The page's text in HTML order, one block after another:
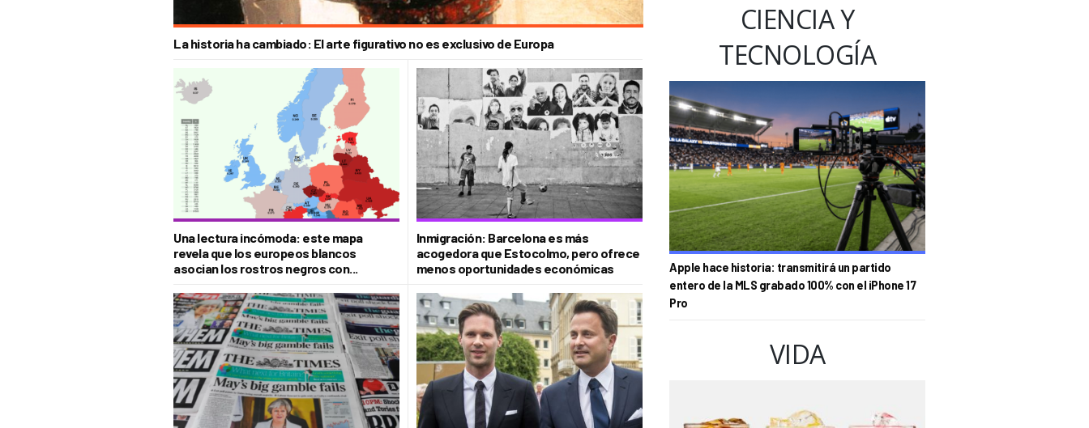
La historia ha cambiado: El arte figurativo no es exclusivo de Europa
Una lectura incómoda: este mapa
revela que los europeos blancos
asocian los rostros negros con...
Inmigración: Barcelona es más
acogedora que Estocolmo, pero ofrece
menos oportunidades económicas
CIENCIA Y
TECNOLOGÍA
Apple hace historia: transmitirá un partido
entero de la MLS grabado 100% con el iPhone 17
Pro
VIDA